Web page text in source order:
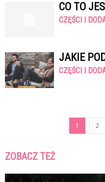
CO TO
CZĘŚCI I
JAKIE
CZĘŚCI I
1 2
ZOBACZ TEŻ